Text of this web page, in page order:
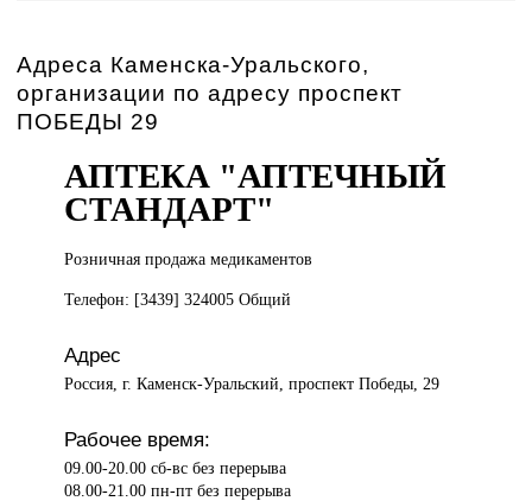
Адреса Каменска-Уральского,
организации по адресу проспект
ПОБЕДЫ 29
АПТЕКА "АПТЕЧНЫЙ
СТАНДАРТ"
Розничная продажамедикаментов
Телефон: [3439] 324005 Общий
Адрес
Россия, г. Каменск-Уральский, проспект Победы, 29
Рабочее время:
09.00-20.00 сб-вс без перерыва
08.00-21.00 пн-пт без перерыва